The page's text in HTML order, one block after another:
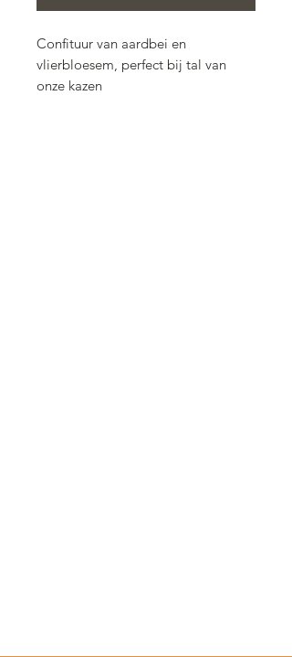
Confituur van aardbei en
vlierbloesem, perfect bij tal van
onze kazen